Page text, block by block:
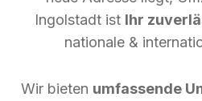
Ingolstadt ist Ihr
nationale &
Wir bieten umfassende